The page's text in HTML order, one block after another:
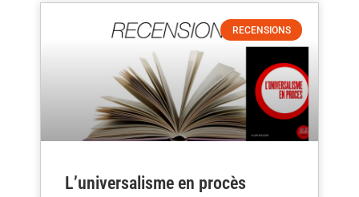
RECENSIONS
L’universalisme en procès